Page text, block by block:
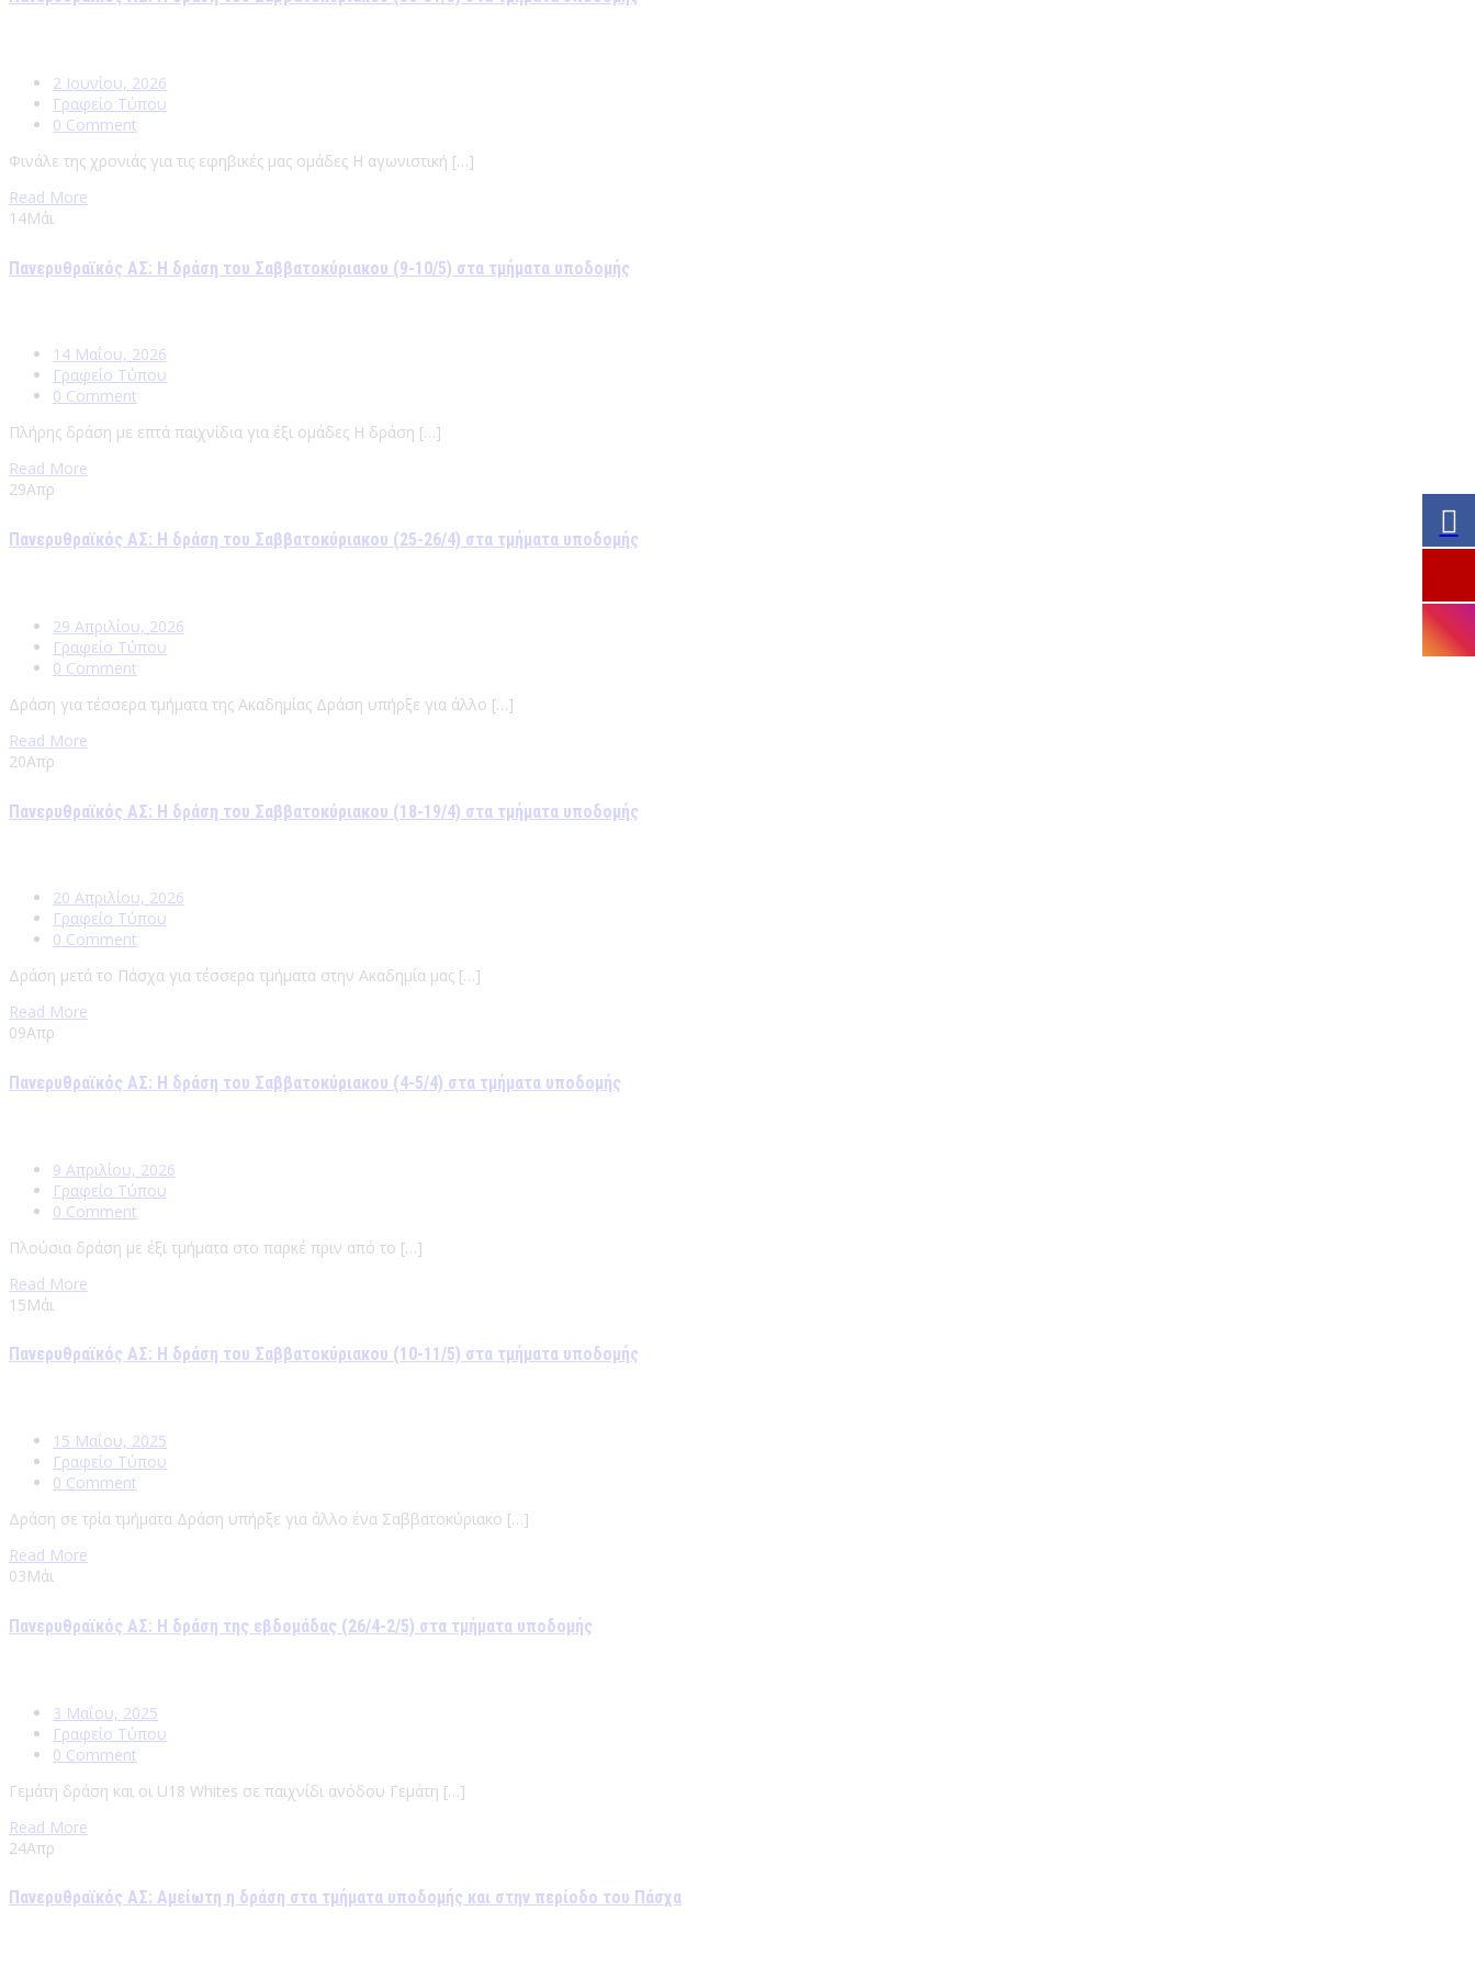
2 Ιουνίου, 2026
Γραφείο Τύπου
0 Comment
Φινάλε της χρονιάς για τις εφηβικές μας ομάδες Η αγωνιστική […]
Read More
14Μάι
Πανερυθραϊκός ΑΣ: Η δράση του Σαββατοκύριακου (9-10/5) στα τμήματα υποδομής
14 Μαΐου, 2026
Γραφείο Τύπου
0 Comment
Πλήρης δράση με επτά παιχνίδια για έξι ομάδες Η δράση […]
Read More
29Απρ
Πανερυθραϊκός ΑΣ: Η δράση του Σαββατοκύριακου (25-26/4) στα τμήματα υποδομής
29 Απριλίου, 2026
Γραφείο Τύπου
0 Comment
Δράση για τέσσερα τμήματα της Ακαδημίας Δράση υπήρξε για άλλο […]
Read More
20Απρ
Πανερυθραϊκός ΑΣ: Η δράση του Σαββατοκύριακου (18-19/4) στα τμήματα υποδομής
20 Απριλίου, 2026
Γραφείο Τύπου
0 Comment
Δράση μετά το Πάσχα για τέσσερα τμήματα στην Ακαδημία μας […]
Read More
09Απρ
Πανερυθραϊκός ΑΣ: Η δράση του Σαββατοκύριακου (4-5/4) στα τμήματα υποδομής
9 Απριλίου, 2026
Γραφείο Τύπου
0 Comment
Πλούσια δράση με έξι τμήματα στο παρκέ πριν από το […]
Read More
15Μάι
Πανερυθραϊκός ΑΣ: Η δράση του Σαββατοκύριακου (10-11/5) στα τμήματα υποδομής
15 Μαΐου, 2025
Γραφείο Τύπου
0 Comment
Δράση σε τρία τμήματα Δράση υπήρξε για άλλο ένα Σαββατοκύριακο […]
Read More
03Μάι
Πανερυθραϊκός ΑΣ: Η δράση της εβδομάδας (26/4-2/5) στα τμήματα υποδομής
3 Μαΐου, 2025
Γραφείο Τύπου
0 Comment
Γεμάτη δράση και οι U18 Whites σε παιχνίδι ανόδου Γεμάτη […]
Read More
24Απρ
Πανερυθραϊκός ΑΣ: Αμείωτη η δράση στα τμήματα υποδομής και στην περίοδο του Πάσχα